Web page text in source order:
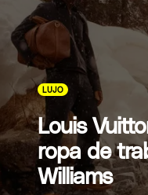
LUJO
Louis
ropa de
Williams